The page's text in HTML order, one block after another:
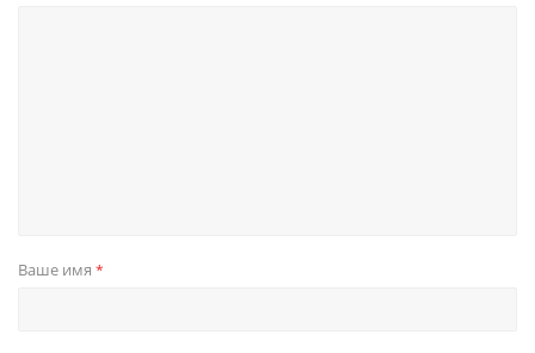
Ваше имя *